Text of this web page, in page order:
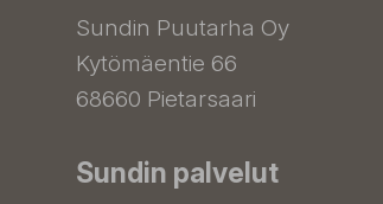
Sundin Puutarha Oy
Kytömäentie 66
68660 Pietarsaari
Sundin palvelut